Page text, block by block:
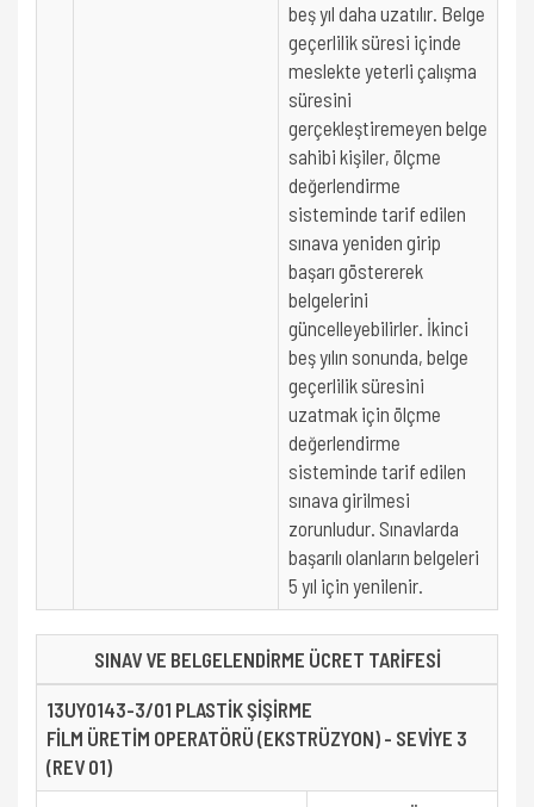
beş yıl daha uzatılır. Belge
geçerlilik süresi içinde
meslekte yeterli çalışma
süresini
gerçekleştiremeyen belge
sahibi kişiler, ölçme
değerlendirme
sisteminde tarif edilen
sınava yeniden girip
başarı göstererek
belgelerini
güncelleyebilirler. İkinci
beş yılın sonunda, belge
geçerlilik süresini
uzatmak için ölçme
değerlendirme
sisteminde tarif edilen
sınava girilmesi
zorunludur. Sınavlarda
başarılı olanların belgeleri
5 yıl için yenilenir.
SINAV VE BELGELENDİRME ÜCRET TARİFESİ
13UY0143-3/01 PLASTİK ŞİŞİRME
FİLM ÜRETİM OPERATÖRÜ (EKSTRÜZYON) - SEVİYE 3
(REV 01)